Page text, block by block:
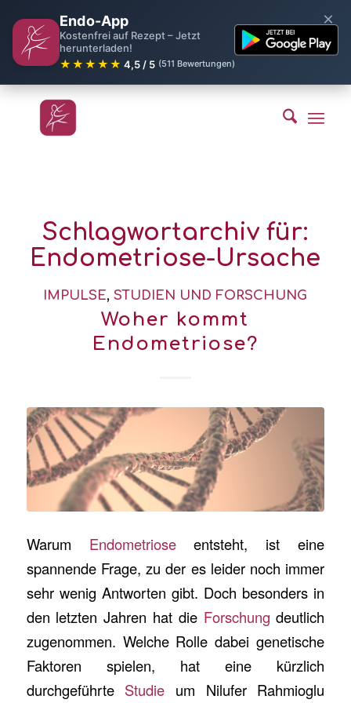
Endo-App
Kostenfrei auf Rezept – Jetzt
herunterladen!
★★★★★ 4,5 / 5 (511 Bewertungen)
×
Schlagwortarchiv für:
Endometriose-Ursache
IMPULSE,STUDIEN UND FORSCHUNG
Woher kommt
Endometriose?
Warum Endometrioseentsteht, ist eine
spannende Frage, zu der es leider noch immer
sehr wenig Antworten gibt. Doch besonders in
den letzten Jahren hat die Forschung deutlich
zugenommen. Welche Rolle dabei genetische
Faktoren spielen, hat eine kürzlich
durchgeführte Studie um Nilufer Rahmioglu